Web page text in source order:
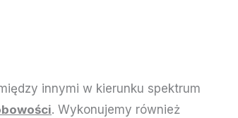
innymi w kierunku spektrum
. Wykonujemy również